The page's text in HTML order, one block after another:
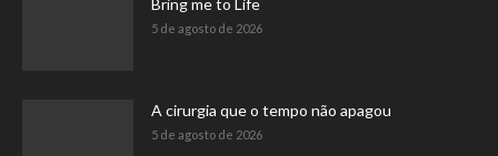
5 de agosto de 2026
A cirurgia que o tempo não apagou
5 de agosto de 2026